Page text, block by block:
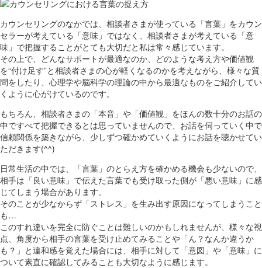
カウンセリングのなかでは、相談者さまが使っている「言葉」をカウン
セラーが考えている「意味」ではなく、相談者さまが考えている「意
味」で把握することがとても大切だと私は常々感じています。
その上で、どんなサポートが最適なのか、どのような考え方や価値観
を“付け足す”と相談者さまの心が軽くなるのかを考えながら、様々な質
問をしたり、心理学や脳科学の理論の中から最適なものをご紹介してい
くように心がけているのです。
もちろん、相談者さまの「本音」や「価値観」をほんの数十分のお話の
中ですべて把握できるとは思っていませんので、お話を伺っていく中で
信頼関係を築きながら、少しずつ確かめていくようにお話を聴かせてい
ただきます(^^)
日常生活の中では、「言葉」のとらえ方を確かめる機会も少ないので、
相手は「良い意味」で伝えた言葉でも受け取った側が「悪い意味」に感
じてしまう場合があります。
そのことが少なからず「ストレス」を生み出す原因になってしまうこと
も…
このすれ違いを完全に防ぐことは難しいのかもしれませんが、様々な視
点、角度から相手の言葉を受け止めてみることや「ん？なんか違うか
も？」と違和感を覚えた場合には、相手に対して「意図」や「意味」に
ついて素直に確認してみることも大切なように感じます。